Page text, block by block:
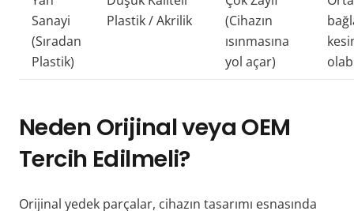
Sanayi
(Sıradan
Plastik)
Plastik / Akrilik
(Cihazın
ısınmasına
yol açar)
Neden Orijinal veya OEM
Tercih Edilmeli?
Orijinal yedek parçalar, cihazın tasarımı esnasında